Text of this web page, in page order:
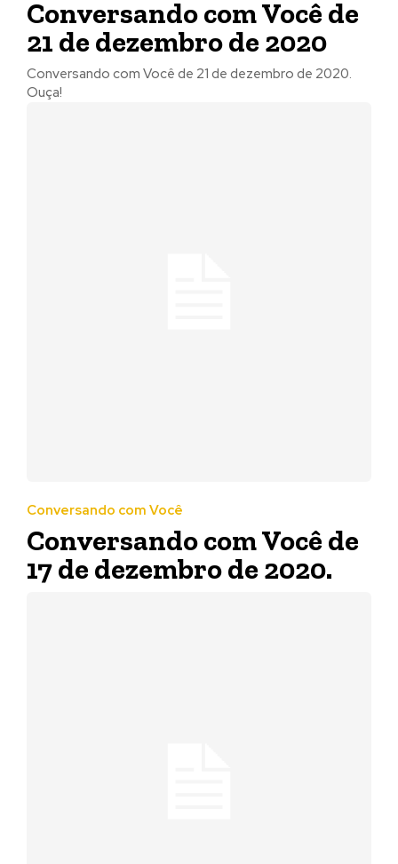
Conversando com Você de
21 de dezembro de 2020
Conversando com Você de 21 de dezembro de 2020.
Ouça!
Conversando com Você
Conversando com Você de
17 de dezembro de 2020.